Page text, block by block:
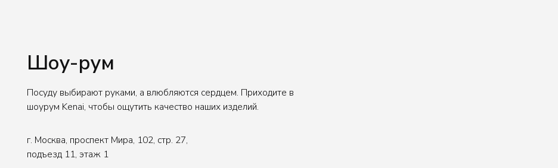
Для въезда на территорию нужно заранее сообщить
данные авто. Для заказа пропуска.
ПН-ПТ: 10.00-18.00
Написать в Telegram